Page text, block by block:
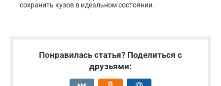
сохранить кузов в идеальном состоянии.
Понравилась статья? Поделиться с
друзьями: